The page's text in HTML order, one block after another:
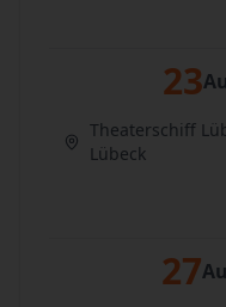
23
Theaterschiff
Lübeck
27